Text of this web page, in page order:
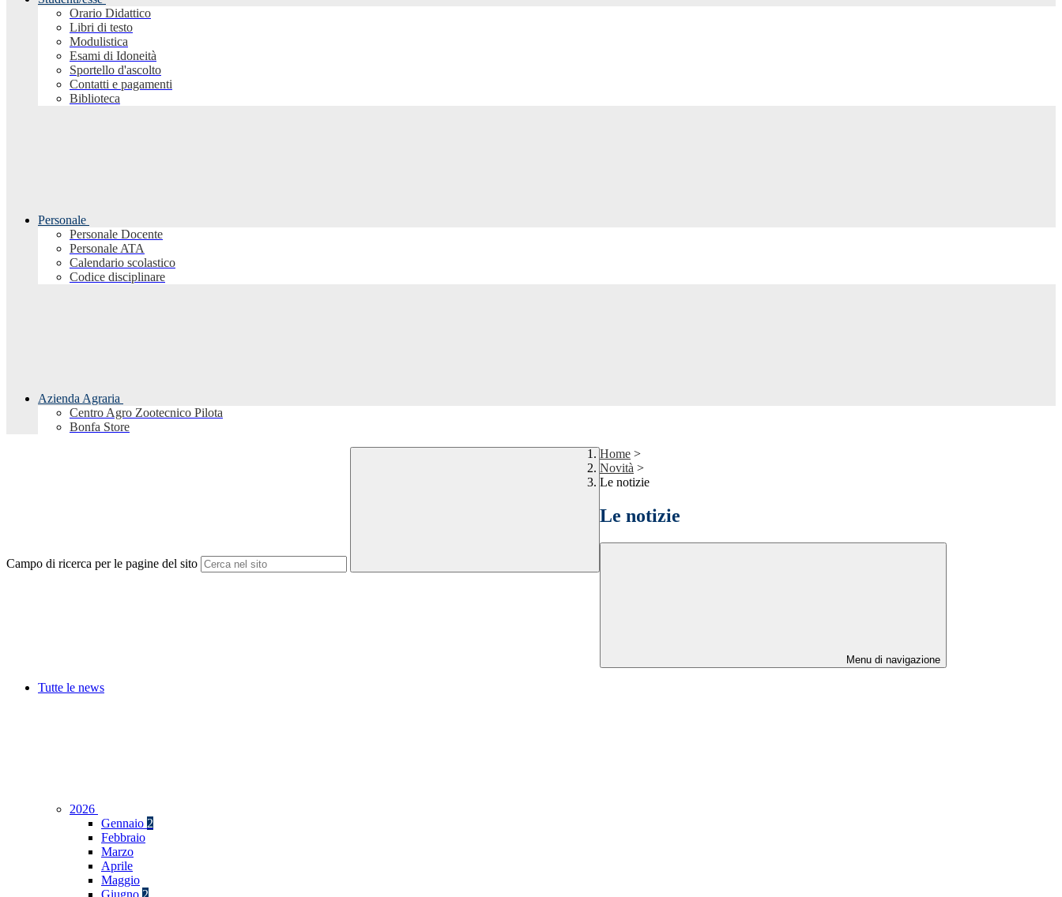
Orario Didattico
Libri di testo
Modulistica
Esami di Idoneità
Sportello d'ascolto
Contatti e pagamenti
Biblioteca
Personale
Personale Docente
Personale ATA
Calendario scolastico
Codice disciplinare
Azienda Agraria
Centro Agro Zootecnico Pilota
Bonfa Store
Campo di ricerca per le pagine del sito
Home >
Novità >
Le notizie
Le notizie
Menu di navigazione
Tutte le news
2026
Gennaio 2
Febbraio
Marzo
Aprile
Maggio